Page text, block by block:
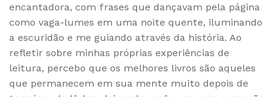
encantadora, com frases que dançavam pela página
como vaga-lumes em uma noite quente, iluminando
a escuridão e me guiando através da história. Ao
refletir sobre minhas próprias experiências de
leitura, percebo que os melhores livros são aqueles
que permanecem em sua mente muito depois de